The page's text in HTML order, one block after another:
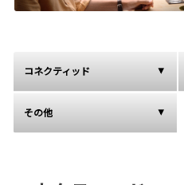
コネクティッド
その他